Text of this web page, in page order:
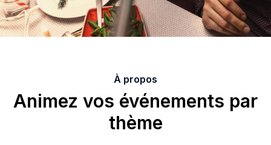
À propos
Animez vos événements par
thème